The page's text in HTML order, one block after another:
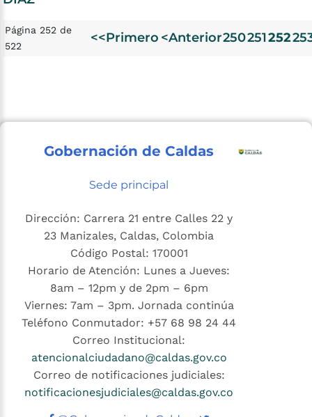
Página 252 de
522
<<Primero <Anterior250251252
Gobernación de Caldas
Sede principal
Dirección: Carrera 21 entre Calles 22 y
23 Manizales, Caldas, Colombia
Código Postal: 170001
Horario de Atención: Lunes a Jueves:
8am – 12pm y de 2pm – 6pm
Viernes: 7am – 3pm. Jornada continúa
Teléfono Conmutador: +57 68 98 24 44
Correo Institucional:
atencionalciudadano@caldas.gov.co
Correo de notificaciones judiciales:
notificacionesjudiciales@caldas.gov.co